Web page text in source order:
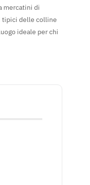
mercatini di
tipici delle colline
ideale per chi